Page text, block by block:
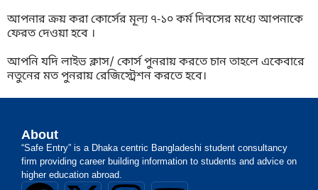
আপনার ক্রয় করা কোর্সের মূল্য ৭-১০ কর্ম দিবসের মধ্যে আপনাকে
ফেরত দেওয়া হবে ।
আপনি যদি লাইভ ক্লাস/ কোর্স পুনরায় করতে চান তাহলে একেবারে
নতুনের মত পুনরায় রেজিস্ট্রেশন করতে হবে।
About
“Safe Entry” is a Dhaka centric Bangladeshi student consultancy
firm providing career building information to students and advice on
higher education abroad.